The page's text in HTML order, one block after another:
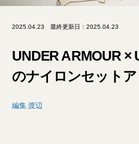
2025.04.23 最終更新日：2025.04.23
UNDER ARMOUR ×
のナイロンセット
編集 渡辺